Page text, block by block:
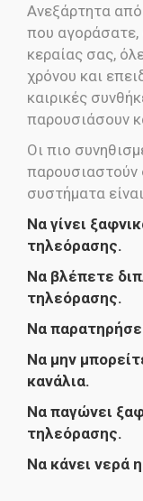
Ανεξάρτητα από
που αγοράσατε,
κεραίας σας,
χρόνου και
καιρικές
παρουσιάσουν
Οι πιο
παρουσιαστούν
συστήματα
Να γίνει
τηλεόρασης.
Να βλέπετε
τηλεόρασης.
Να
Να μην
κανάλια.
Να παγώνει
τηλεόρασης.
Να κάνει νερά